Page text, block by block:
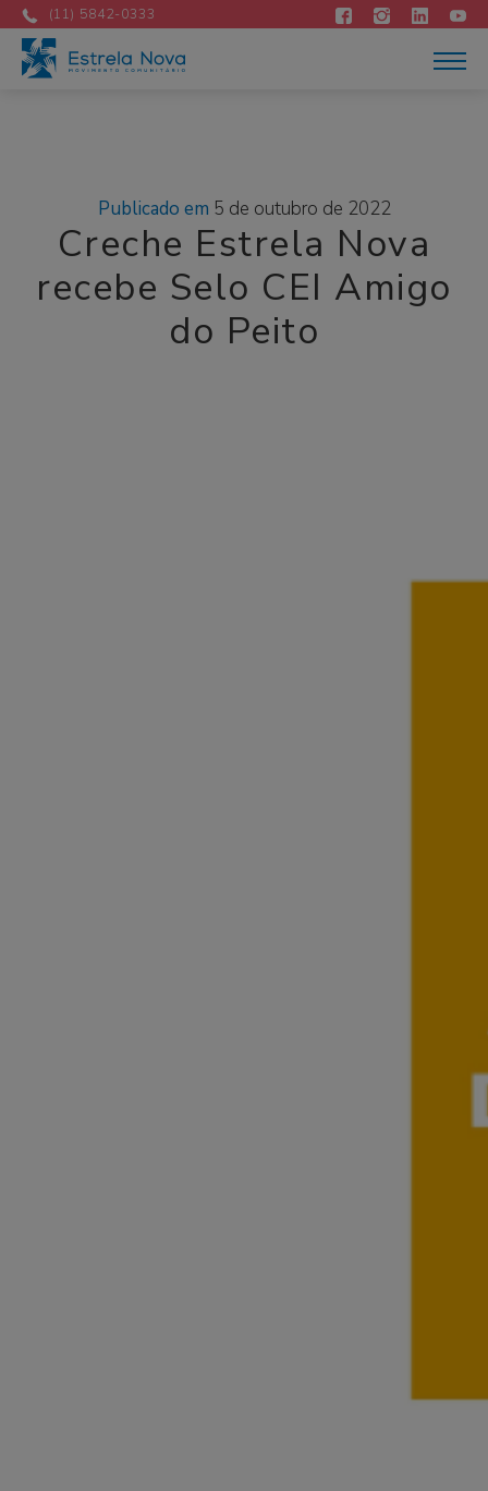
(11) 5842-0333
Acontece
Mês:outubro 2022
Publicado em 5 de outubro de 2022
Creche Estrela Nova
recebe Selo CEI Amigo
do Peito